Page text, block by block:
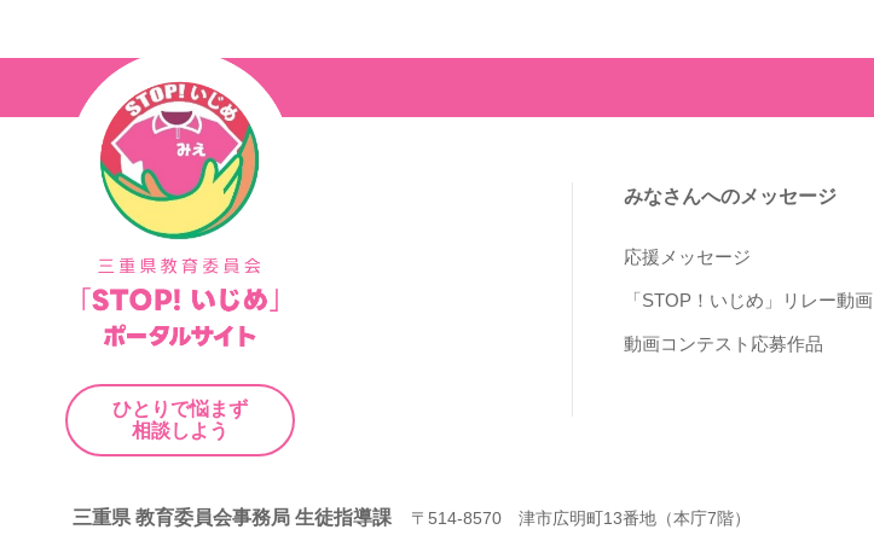
ビ
ゲ
ー
シ
ョ
ひとりで悩まず
相談しよう
みなさんへのメッセージ
応援メッセージ
「STOP！いじめ」リレー動画
動画コンテスト応募作品
三重県 教育委員会事務局 生徒指導課
〒514-8570 津市広明町13番地（本庁7階）